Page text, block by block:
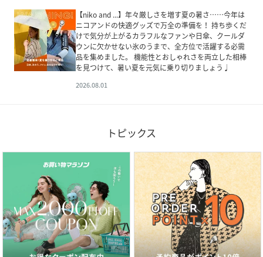
【niko and ...】年々厳しさを増す夏の暑さ……今年は
ニコアンドの快適グッズで万全の準備を！ 持ち歩くだ
けで気分が上がるカラフルなファンや日傘、クールダ
ウンに欠かせない氷のうまで、全方位で活躍する必需
品を集めました。 機能性とおしゃれさを両立した相棒
を見つけて、暑い夏を元気に乗り切りましょう♩
2026.08.01
トピックス